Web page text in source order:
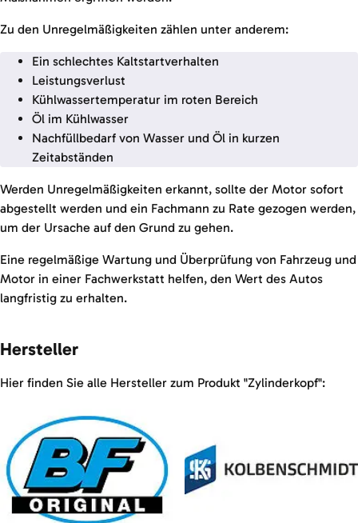
Zu den Unregelmäßigkeiten zählen unter anderem:
Ein schlechtes Kaltstartverhalten
Leistungsverlust
Kühlwassertemperatur im roten Bereich
Öl im Kühlwasser
Nachfüllbedarf von Wasser und Öl in kurzen
Zeitabständen
Werden Unregelmäßigkeiten erkannt, sollte der Motor sofort
abgestellt werden und ein Fachmann zu Rate gezogen werden,
um der Ursache auf den Grund zu gehen.
Eine regelmäßige Wartung und Überprüfung von Fahrzeug und
Motor in einer Fachwerkstatt helfen, den Wert des Autos
langfristig zu erhalten.
Hersteller
Hier finden Sie alle Hersteller zum Produkt "Zylinderkopf":